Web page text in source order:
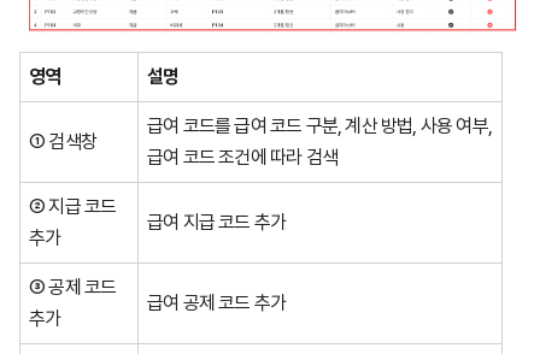
영역 설명
① 검색창
급여 코드를 급여 코드 구분, 계산 방법, 사용 여부,
급여 코드 조건에 따라 검색
② 지급 코드
추가
급여 지급 코드 추가
③ 공제 코드
추가
급여 공제 코드 추가